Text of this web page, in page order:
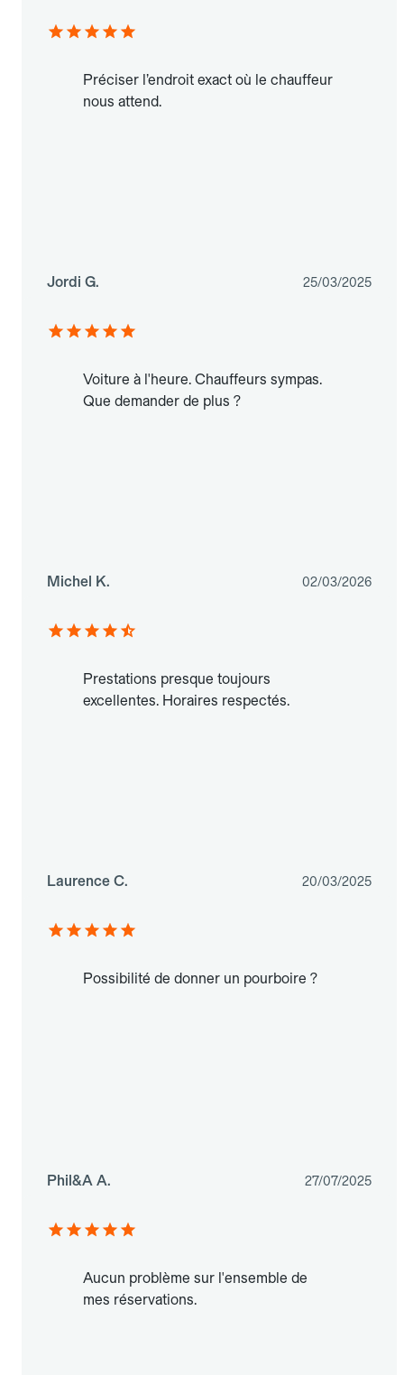
Préciser l’endroit exact où le chauffeur
nous attend.
Jordi G. 25/03/2025
Voiture à l'heure. Chauffeurs sympas.
Que demander de plus ?
Michel K. 02/03/2026
Prestations presque toujours
excellentes. Horaires respectés.
Laurence C. 20/03/2025
Possibilité de donner un pourboire ?
Phil&A A. 27/07/2025
Aucun problème sur l'ensemble de
mes réservations.